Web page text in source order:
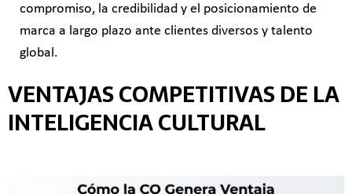
compromiso, la credibilidad y el posicionamiento de
marca a largo plazo ante clientes diversos y talento
global.
VENTAJAS COMPETITIVAS DE LA
INTELIGENCIA CULTURAL